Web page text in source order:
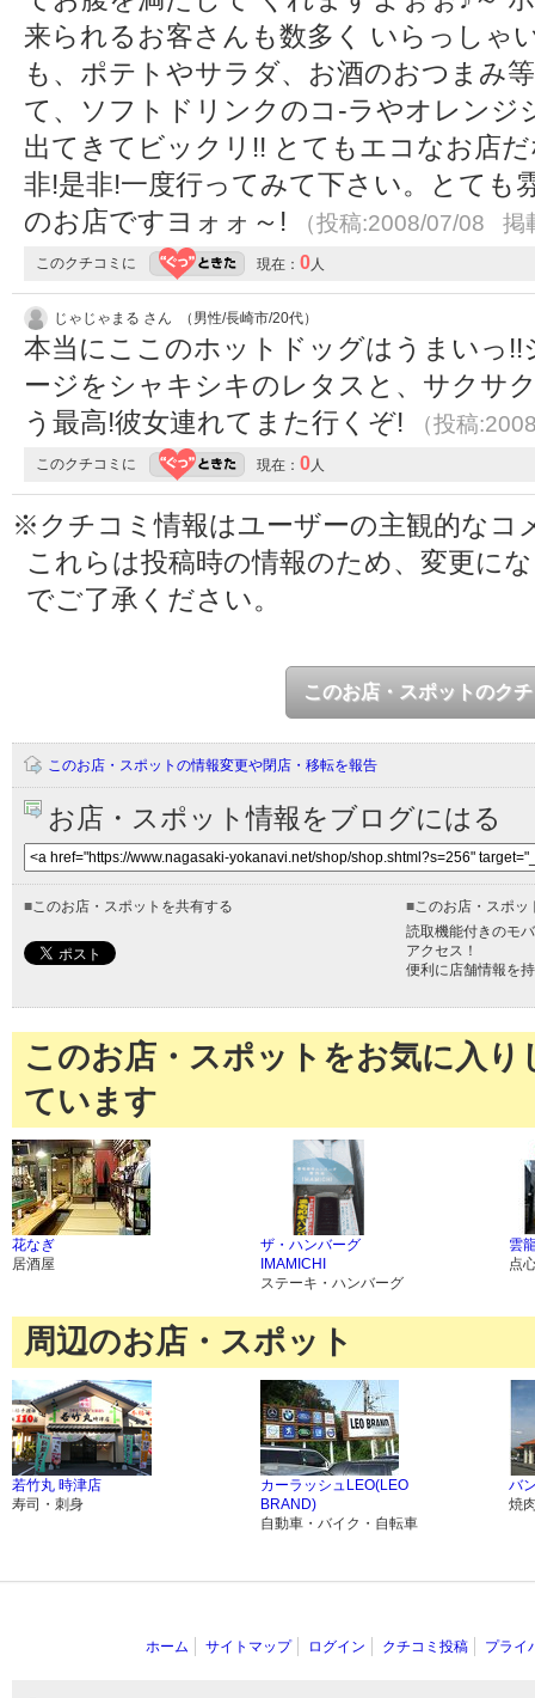
来られるお客さんも数多く いらっしゃ
も、ポテトやサラダ、お酒のおつまみ
て、ソフトドリンクのコ-ラやオレンジ
出てきてビックリ!! とてもエコなお店
非!是非!一度行ってみて下さい。とても
のお店ですヨォォ～!
（投稿:2008/07/08 掲
このクチコミに 現在： 0人
じゃじゃまる さん （男性/長崎市/20代）
本当にここのホットドッグはうまいっ
ージをシャキシキのレタスと、サクサ
う最高!彼女連れてまた行くぞ!
（投稿
このクチコミに 現在： 0人
※クチコミ情報はユーザーの主観的なコ
これらは投稿時の情報のため、変更に
でご了承ください。
このお店・スポットのク
このお店・スポットの情報変更や閉店・移転を報告
お店・スポット情報をブログにはる
■このお店・スポットを共有する ■このお店・スポッ
読取機能付きのモ
アクセス！
便利に店舗情報を
このお店・スポットをお気に入
ています
花なぎ
居酒屋
ザ・ハンバーグ
IMAMICHI
ステーキ・ハンバーグ
雲
点
周辺のお店・スポット
若竹丸 時津店
寿司・刺身
カーラッシュLEO(LEO
BRAND)
自動車・バイク・自転車
バ
焼
ホーム サイトマップ ログイン クチコミ投稿 プライ